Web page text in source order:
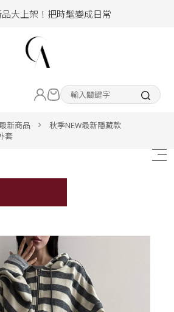
大上架！把時髦變成日常
hello !! Happy to 2026
品大上架！把時髦變成日常
新商品
秋季NEW最新隱藏款
套